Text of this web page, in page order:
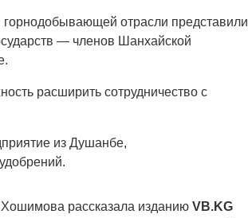
горнодобывающей отрасли представили
— членов Шанхайской
расширить сотрудничество с
из Душанбе,
рассказала изданию VB.KG